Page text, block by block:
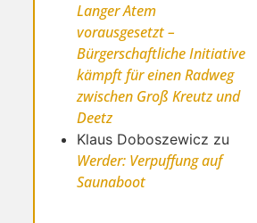
Langer Atem
vorausgesetzt –
Bürgerschaftliche Initiative
kämpft für einen Radweg
zwischen Groß Kreutz und
Deetz
Klaus Doboszewicz zu
Werder: Verpuffung auf
Saunaboot